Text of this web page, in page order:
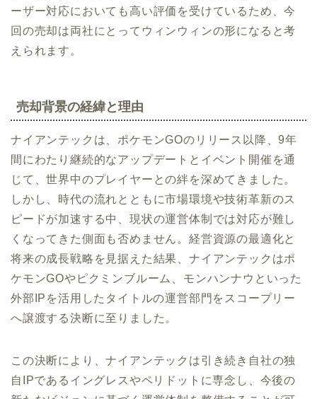
ーザー対応においても高い評価を受けているため、今
回の売却は両社にとってウィンウィンの形になると考
えられます。
売却背景の経緯と理由
ナイアンテックは、ポケモンGOのリリース以降、9年
間にわたり継続的なアップデートとイベント開催を通
じて、世界中のプレイヤーとの絆を深めてきました。
しかし、時代の流れとともに市場環境や技術革新のス
ピードが加速する中、現状の運営体制では対応が難し
くなってきた側面も否めません。経営資源の最適化と
将来の成長戦略を見据えた結果、ナイアンテックはポ
ケモンGOやピクミンブルーム、モンハンナウといった
外部IPを活用したタイトルの運営部門をスコープリー
へ譲渡する決断に至りました。
この決断により、ナイアンテックは引き続き自社の独
自IPであるイングレスやペリドットに専念し、今後の